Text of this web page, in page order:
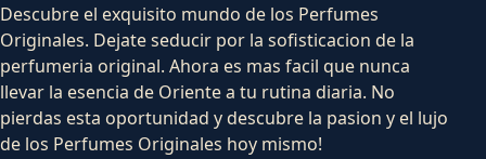
Descubre el exquisito mundo de los Perfumes
Originales. Dejate seducir por la sofisticacion de la
perfumeria original. Ahora es mas facil que nunca
llevar la esencia de Oriente a tu rutina diaria. No
pierdas esta oportunidad y descubre la pasion y el lujo
de los Perfumes Originales hoy mismo!